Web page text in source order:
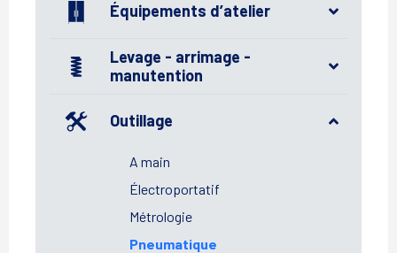
Équipements d’atelier
Levage - arrimage -
manutention
Outillage
A main
Électroportatif
Métrologie
Pneumatique